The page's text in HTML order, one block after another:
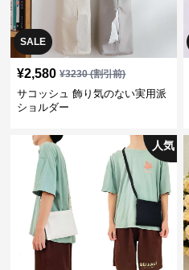
SALE
¥2,580 ¥3230(割引前)
サコッシュ 飾り気のない実用派
ショルダー
人気